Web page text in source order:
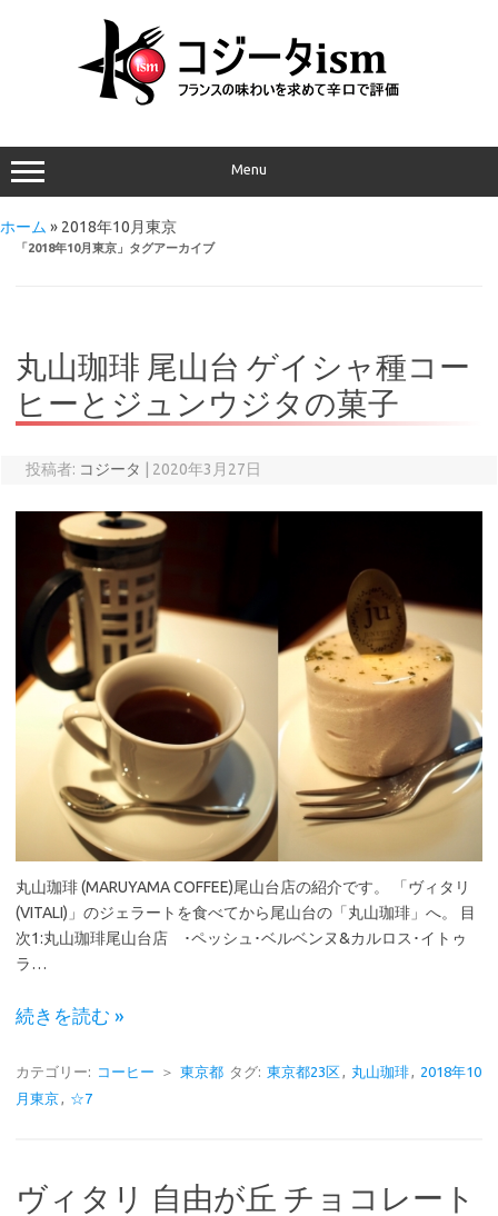
Menu
ホーム » 2018年10月東京
「2018年10月東京 」タグアーカイブ
丸山珈琲 尾山台 ゲイシャ種コー
ヒーとジュンウジタの菓子
投稿者: コジータ 2020年3月27日
丸山珈琲 (MARUYAMA COFFEE)尾山台店の紹介です。 「ヴィタリ
(VITALI)」のジェラートを食べてから尾山台の「丸山珈琲」へ。 目
次1:丸山珈琲尾山台店 ･ペッシュ･ベルベンヌ&カルロス･イトゥ
ラ…
続きを読む »
カテゴリー: コーヒー ＞ 東京都 タグ: 東京都23区, 丸山珈琲, 2018年10
月東京, ☆7
ヴィタリ 自由が丘 チョコレート